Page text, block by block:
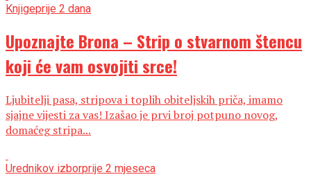
Knjigeprije 2 dana
Upoznajte Brona – Strip o stvarnom štencu
koji će vam osvojiti srce!
Ljubitelji pasa, stripova i toplih obiteljskih priča, imamo
sjajne vijesti za vas! Izašao je prvi broj potpuno novog,
domaćeg stripa...
Urednikov izborprije 2 mjeseca